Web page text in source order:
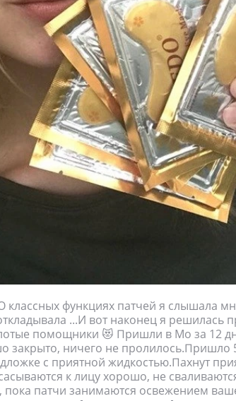
классных функциях патчей я слышала
...И вот наконец я решилась
помощники 😻 Пришли в Мо за 12
закрыто, ничего не пролилось.Пришло
с приятной жидкостью.Пахнут
к лицу хорошо, не
патчи занимаются освежением